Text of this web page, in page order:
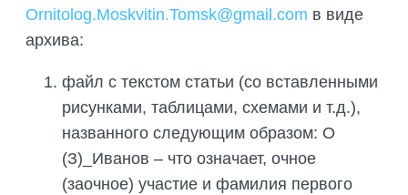
Ornitolog.Moskvitin.Tomsk@gmail.com в виде
архива:
файл с текстом статьи (со вставленными
рисунками, таблицами, схемами и т.д.),
названного следующим образом: О
(З)_Иванов – что означает, очное
(заочное) участие и фамилия первого